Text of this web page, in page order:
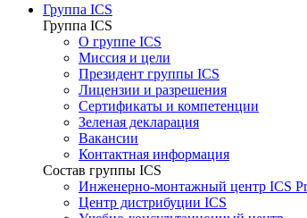
Группа ICS
Группа ICS
О группе ICS
Миссия и цели
Президент группы ICS
Лицензии и разрешения
Сертификаты и компетенции
Зеленая декларация
Вакансии
Контактная информация
Состав группы ICS
Инженерно-монтажный центр ICS
Центр дистрибуции ICS